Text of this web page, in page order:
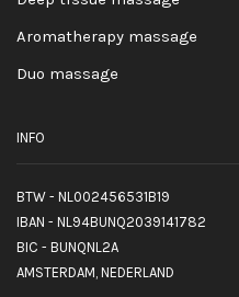
Aromatherapy massage
Duo massage
INFO
BTW - NL002456531B19
IBAN - NL94BUNQ2039141782
BIC - BUNQNL2A
AMSTERDAM, NEDERLAND